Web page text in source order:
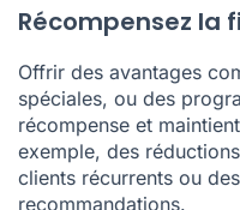
Récompensez la
Offrir des avantages
spéciales, ou des
récompense et
exemple, des
clients récurrents ou
recommandations.